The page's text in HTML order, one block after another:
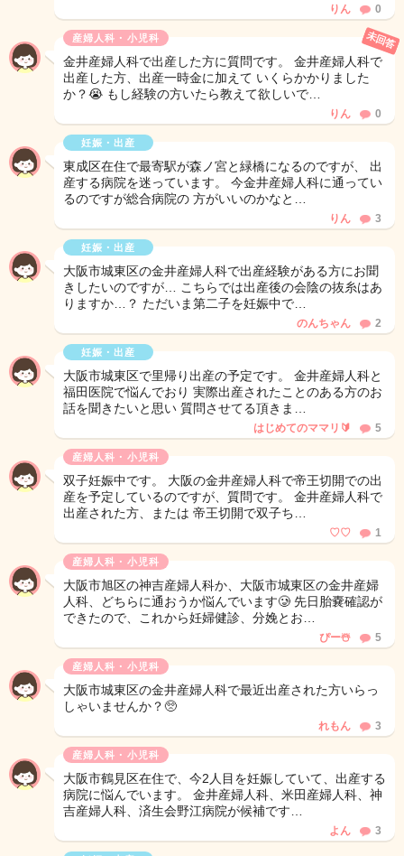
りん 0
産婦人科・小児科
金井産婦人科で出産した方に質問です。 金井産婦人科で
出産した方、出産一時金に加えて いくらかかりました
か？😭 もし経験の方いたら教えて欲しいで…
未回答
りん 0
妊娠・出産
東成区在住で最寄駅が森ノ宮と緑橋になるのですが、 出
産する病院を迷っています。 今金井産婦人科に通ってい
るのですが総合病院の 方がいいのかなと…
りん 3
妊娠・出産
大阪市城東区の金井産婦人科で出産経験がある方にお聞
きしたいのですが… こちらでは出産後の会陰の抜糸はあ
りますか…？ ただいま第二子を妊娠中で…
のんちゃん 2
妊娠・出産
大阪市城東区で里帰り出産の予定です。 金井産婦人科と
福田医院で悩んでおり 実際出産されたことのある方のお
話を聞きたいと思い 質問させてる頂きま…
はじめてのママリ🔰 5
産婦人科・小児科
双子妊娠中です。 大阪の金井産婦人科で帝王切開での出
産を予定しているのですが、質問です。 金井産婦人科で
出産された方、または 帝王切開で双子ち…
♡♡ 1
産婦人科・小児科
大阪市旭区の神吉産婦人科か、大阪市城東区の金井産婦
人科、どちらに通おうか悩んでいます🥲 先日胎嚢確認が
できたので、これから妊婦健診、分娩とお…
ぴー☃️ 5
産婦人科・小児科
大阪市城東区の金井産婦人科で最近出産された方いらっ
しゃいませんか？🥺
れもん 3
産婦人科・小児科
大阪市鶴見区在住で、今2人目を妊娠していて、出産する
病院に悩んでいます。 金井産婦人科、米田産婦人科、神
吉産婦人科、済生会野江病院が候補です…
よん 3